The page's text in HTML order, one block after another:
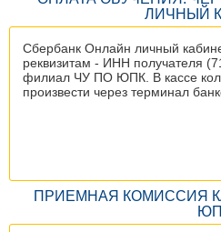
ЛИЧНЫЙ
Сбербанк Онлайн личный
реквизитам - ИНН получателя
филиал ЧУ ПО ЮПК. В кассе
произвести через терминал
ПРИЕМНАЯ КОМИССИЯ